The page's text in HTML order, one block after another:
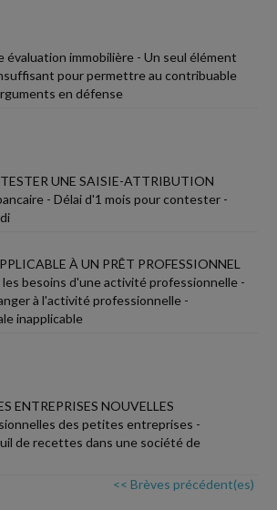
immobilière - Un seul élément
pour permettre au contribuable
en défense
UNE SAISIE-ATTRIBUTION
- Délai d'1 mois pour contester -
À UN PRÊT PROFESSIONNEL
besoins d'une activité professionnelle -
à l'activité professionnelle -
inapplicable
ENTREPRISES NOUVELLES
des petites entreprises -
de recettes dans une société de
<< Brèves précédent(es)